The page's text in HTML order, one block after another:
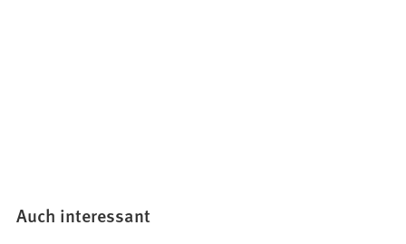
Auch interessant